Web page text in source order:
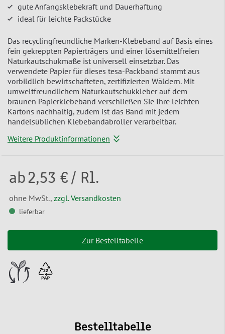
gute Anfangsklebekraft und Dauerhaftung
ideal für leichte Packstücke
Das recyclingfreundliche Marken-Klebeband auf Basis eines
fein gekreppten Papierträgers und einer lösemittelfreien
Naturkautschukmaße ist universell einsetzbar. Das
verwendete Papier für dieses tesa-Packband stammt aus
vorbildlich bewirtschafteten, zertifizierten Wäldern. Mit
umweltfreundlichem Naturkautschukkleber auf dem
braunen Papierklebeband verschließen Sie Ihre leichten
Kartons nachhaltig, zudem ist das Band mit jedem
handelsüblichen Klebebandabroller verarbeitbar.
Weitere Produktinformationen
ab2,53 € / Rl.
ohne MwSt., zzgl. Versandkosten
lieferbar
Zur Bestelltabelle
Bestelltabelle